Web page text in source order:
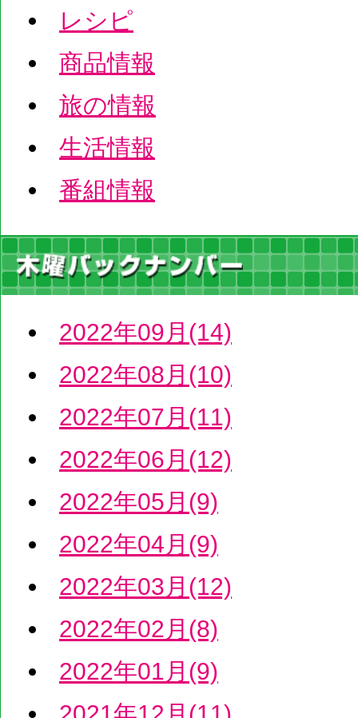
レシピ
商品情報
旅の情報
生活情報
番組情報
2022年09月(14)
2022年08月(10)
2022年07月(11)
2022年06月(12)
2022年05月(9)
2022年04月(9)
2022年03月(12)
2022年02月(8)
2022年01月(9)